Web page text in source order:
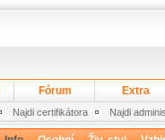
Fórum Extra
Najdi certifikátora Najdi